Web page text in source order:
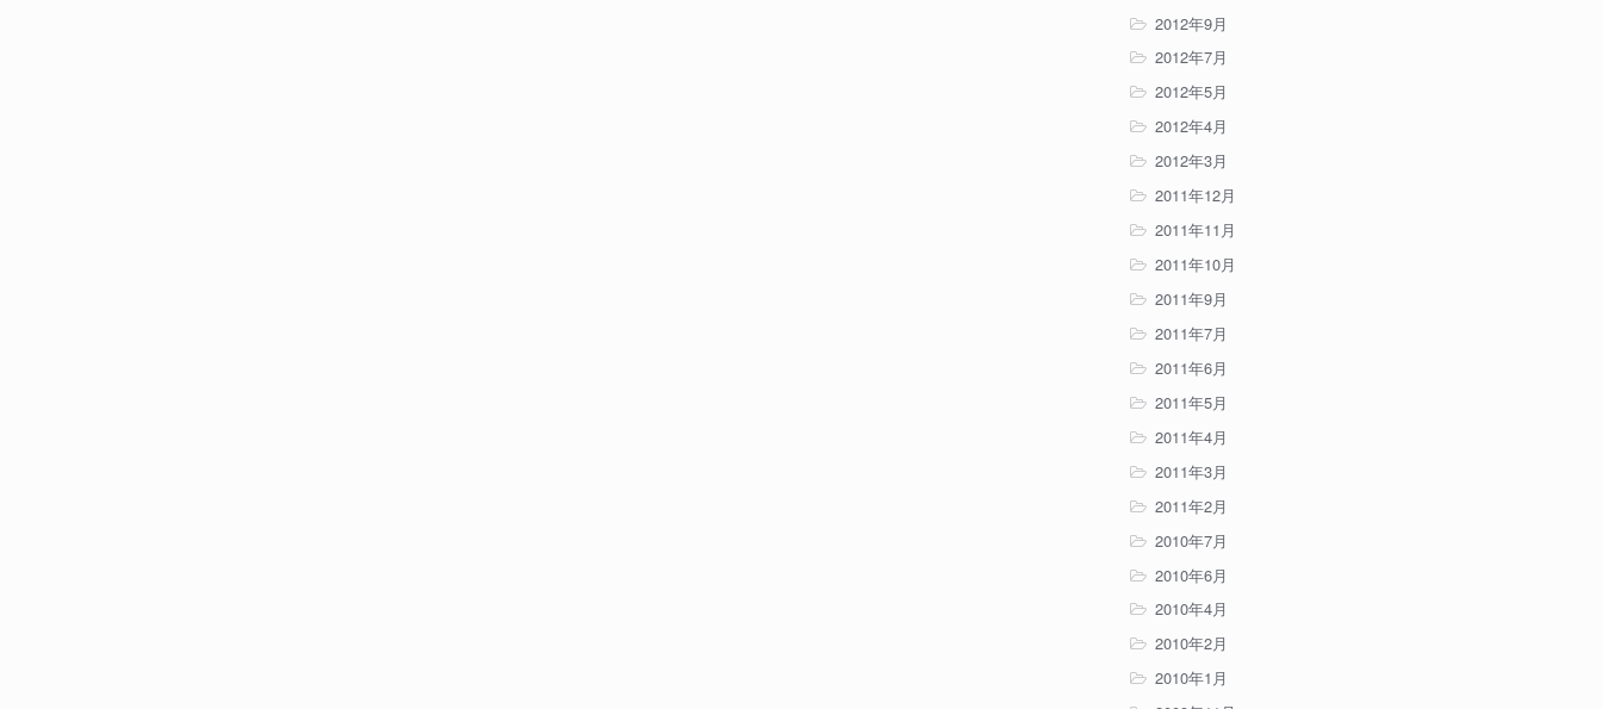
2012年9月
2012年7月
2012年5月
2012年4月
2012年3月
2011年12月
2011年11月
2011年10月
2011年9月
2011年7月
2011年6月
2011年5月
2011年4月
2011年3月
2011年2月
2010年7月
2010年6月
2010年4月
2010年2月
2010年1月